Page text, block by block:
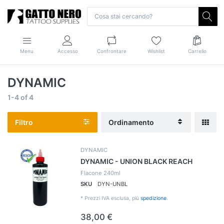
Menu Accesso Confrontare Wishlist Carrello
DYNAMIC
1-4of4
Filtro Ordinamento
DYNAMIC
DYNAMIC - UNION BLACK REACH
Flacone 240ml
SKU
DYN-UNBL
* Prezzi IVA esclusa, più spedizione.
38,00 €